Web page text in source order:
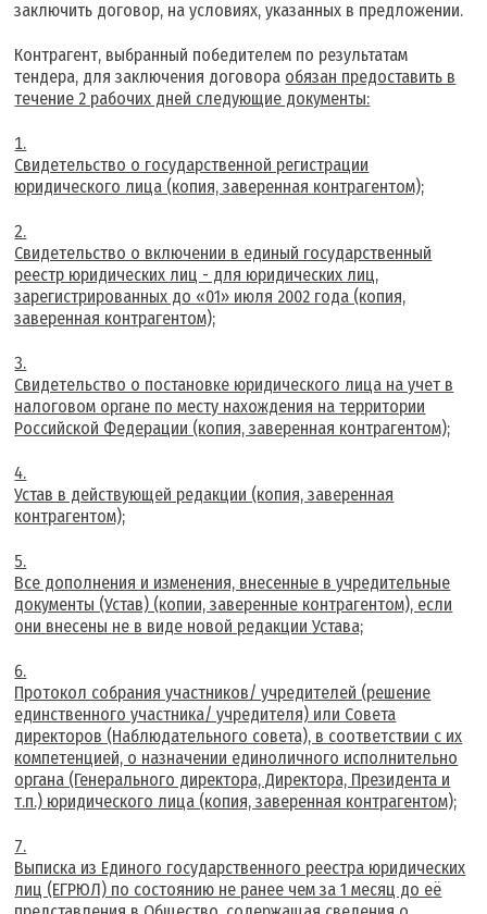
заключить договор, на условиях, указанных в предложении.
Контрагент, выбранный победителем по результатам
тендера, для заключения договора обязан предоставить в
течение 2 рабочих дней следующие документы:
Свидетельство о государственной регистрации
юридического лица (копия, заверенная контрагентом);
Свидетельство о включении в единый государственный
реестр юридических лиц - для юридических лиц,
зарегистрированных до «01» июля 2002 года (копия,
заверенная контрагентом);
Свидетельство о постановке юридического лица на учет в
налоговом органе по месту нахождения на территории
Российской Федерации (копия, заверенная контрагентом);
Устав в действующей редакции (копия, заверенная
контрагентом);
Все дополнения и изменения, внесенные в учредительные
документы (Устав) (копии, заверенные контрагентом), если
они внесены не в виде новой редакции Устава;
Протокол собрания участников/ учредителей (решение
единственного участника/ учредителя) или Совета
директоров (Наблюдательного совета), в соответствии с их
компетенцией, о назначении единоличного исполнительно
органа (Генерального директора, Директора, Президента и
т.п.) юридического лица (копия, заверенная контрагентом);
Выписка из Единого государственного реестра юридических
лиц (ЕГРЮЛ) по состоянию не ранее чем за 1 месяц до её